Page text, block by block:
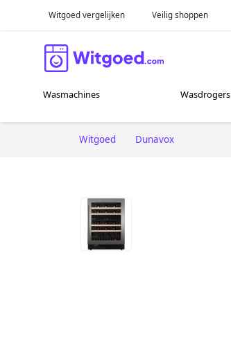
Witgoed vergelijken Veilig shoppen
Wasmachines Wasdrogers
Witgoed Dunavox